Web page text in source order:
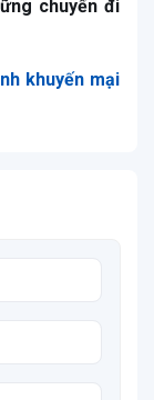
chuyến đi
khuyến mại